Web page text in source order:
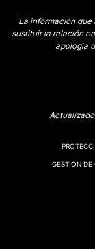
La información
sustituir la relación
apología
GESTIÓN DE